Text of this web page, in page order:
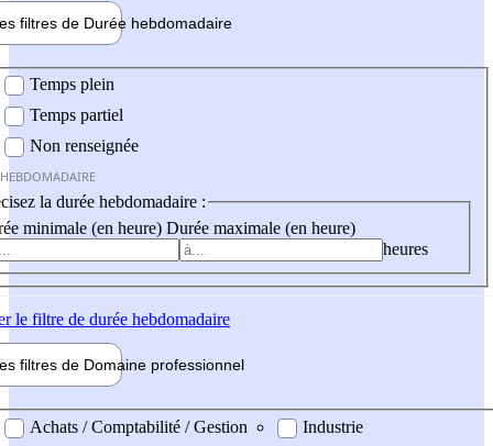
filtres de Durée hebdomadaire
Temps plein
Temps partiel
Non renseignée
la durée hebdomadaire :
minimale (en heure) Durée maximale (en heure)
heures
le filtre de durée hebdomadaire
filtres de Domaine professionnel
professionel
Achats / Comptabilité / Gestion
Industrie